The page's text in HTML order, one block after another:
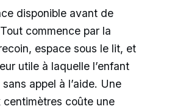
disponible avant de
commence par la
espace sous le lit, et
utile à laquelle l’enfant
appel à l’aide. Une
centimètres coûte une